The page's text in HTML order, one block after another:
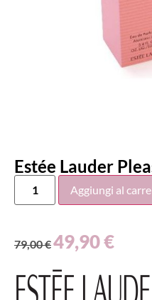
Estée Lauder
Aggiungi al
79,00€49,90€